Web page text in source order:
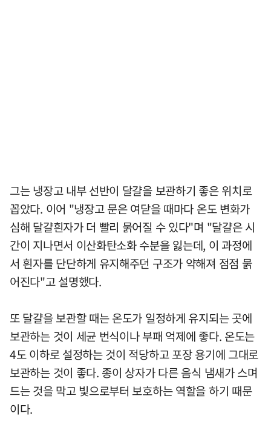
그는 냉장고 내부 선반이 달걀을 보관하기 좋은 위치로
꼽았다. 이어 "냉장고 문은 여닫을 때마다 온도 변화가
심해 달걀흰자가 더 빨리 묽어질 수 있다"며 "달걀은 시
간이 지나면서 이산화탄소화 수분을 잃는데, 이 과정에
서 흰자를 단단하게 유지해주던 구조가 약해져 점점 묽
어진다"고 설명했다.
또 달걀을 보관할 때는 온도가 일정하게 유지되는 곳에
보관하는 것이 세균 번식이나 부패 억제에 좋다. 온도는
4도 이하로 설정하는 것이 적당하고 포장 용기에 그대로
보관하는 것이 좋다. 종이 상자가 다른 음식 냄새가 스며
드는 것을 막고 빛으로부터 보호하는 역할을 하기 때문
이다.